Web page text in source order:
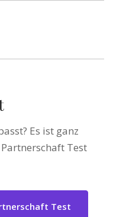
Es ist ganz
Test
Test